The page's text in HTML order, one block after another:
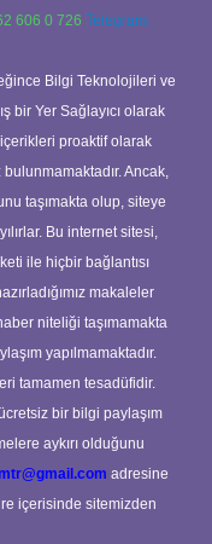
606 0 726 Telegram:
Bilgi Teknolojileri ve
bir Yer Sağlayıcı olarak
proaktif olarak
Ancak,
taşımakta olup, siteye
Bu internet sitesi,
ile hiçbir bağlantısı
makaleler
niteliği taşımamakta
yapılmamaktadır.
tamamen tesadüfidir.
bir bilgi paylaşım
aykırı olduğunu
adresine
içerisinde sitemizden